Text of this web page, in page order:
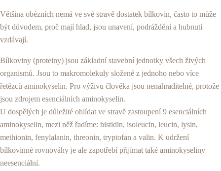
Většina obézních nemá ve své stravě dostatek bílkovin, často to může
být důvodem, proč mají hlad, jsou unavení, podráždění a hubnutí
vzdávají.
Bílkoviny (proteiny) jsou základní stavební jednotky všech živých
organismů. Jsou to makromolekuly složené z jednoho nebo více
řetězců aminokyselin. Pro výživu člověka jsou nenahraditelné, protože
jsou zdrojem esenciálních aminokyselin.
U dospělých je důležité ohlídat ve stravě zastoupení 9 esenciálních
aminokyselin, mezi něž řadíme: histidin, isoleucin, leucin, lysin,
methionin, fenylalanin, threonin, tryptofan a valin. K udržení
bílkovinné rovnováhy je ale zapotřebí přijímat také aminokyseliny
neesenciální.